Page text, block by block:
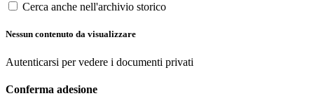
Cerca anche nell'archivio storico
Nessun contenuto da visualizzare
Autenticarsi per vedere i documenti privati
Conferma adesione